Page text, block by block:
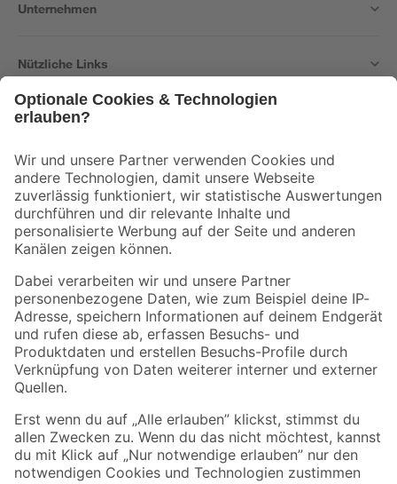
Unternehmen
Nützliche Links
Der toom Newsletter: Keine Angebote und Aktionen mehr verpassen!
Zur Newsletter Anmeldung
Folge uns
Zahlungsarten Versandarten
Sicher einkaufen
Jetzt die toom-App herunterladen